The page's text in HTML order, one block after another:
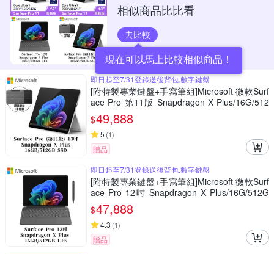
相似商品比比看
去比較
現在可以馬上比較相似商品！
即日起至7/31登錄送後背包,數字鍵盤
[附特製專業鍵盤+手寫筆組]Microsoft 微軟Surf
ace Pro 第11版 Snapdragon X Plus/16G/512
G 白金平板筆電ZHY-00016
$49,888
5 (1)
贈品
即日起至7/31登錄送後背包,數字鍵盤
[附特製專業鍵盤+手寫筆組]Microsoft 微軟Surf
ace Pro 12吋 Snapdragon X Plus/16G/512G
白金平板筆電EP2-27672
$47,888
4.3 (1)
贈品